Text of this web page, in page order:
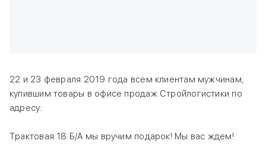
22 и 23 февраля 2019 года всем клиентам мужчинам,
купившим товары в офисе продаж Стройлогистики по
адресу:
Трактовая 18 Б/А мы вручим подарок! Мы вас ждем!